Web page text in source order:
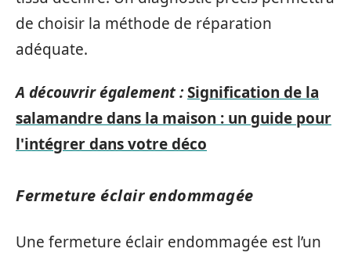
de choisir la méthode de réparation
adéquate.
A découvrir également :Signification de la
salamandre dans la maison : un guide pour
l'intégrer dans votre déco
Fermeture éclair endommagée
Une fermeture éclair endommagée est l’un